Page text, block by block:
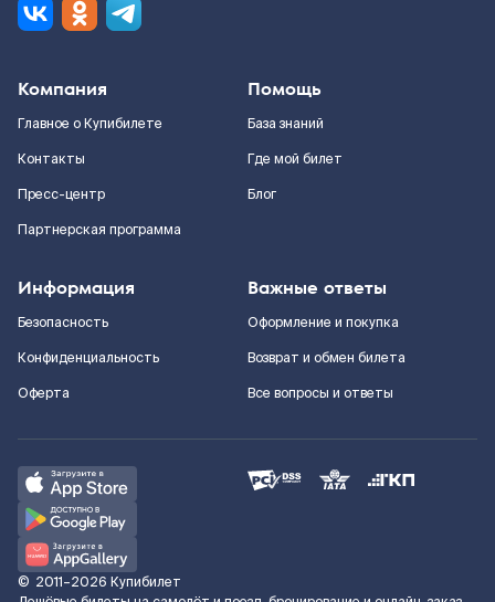
Компания
Главное о Купибилете
Контакты
Пресс-центр
Партнерская программа
Помощь
База знаний
Где мой билет
Блог
Информация
Безопасность
Конфиденциальность
Оферта
Важные ответы
Оформление и покупка
Возврат и обмен билета
Все вопросы и ответы
© 2011–2026 Купибилет